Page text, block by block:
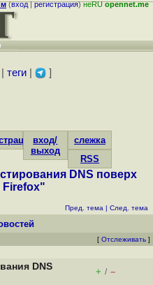
(вход|регистрация)неRUopennet.me
теги| ]
вход/
выход
слежка
RSS
DNS поверх
Firefox"
Пред. тема | След. тема
[ Отслеживать ]
DNS
+ / –